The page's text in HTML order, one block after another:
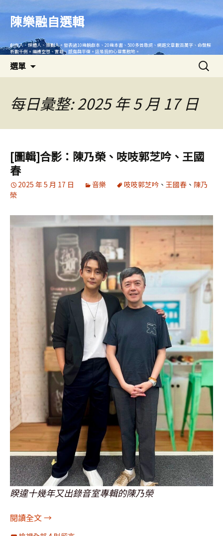
內
陳樂融自選輯
創作人、媒體人、策劃人。發表過10幾齣劇本、20幾本書、500多首歌詞、網路文章數百萬字、命盤解
析數千例。繼續空想、實踐、感傷與平復。這是我的心靈集散地。
選單
搜
尋
鍵
字:
每日彙整: 2025 年 5 月 17 日
[圖輯]合影：陳乃榮、吱吱郭芝吟、王國
春
2025 年 5 月 17 日 音樂 吱吱郭芝吟 、 王國春 、 陳乃
榮
睽違十幾年又出錄音室專輯的陳乃榮
閱讀全文[圖輯]合影：陳乃榮、吱吱郭芝吟、王國春
→